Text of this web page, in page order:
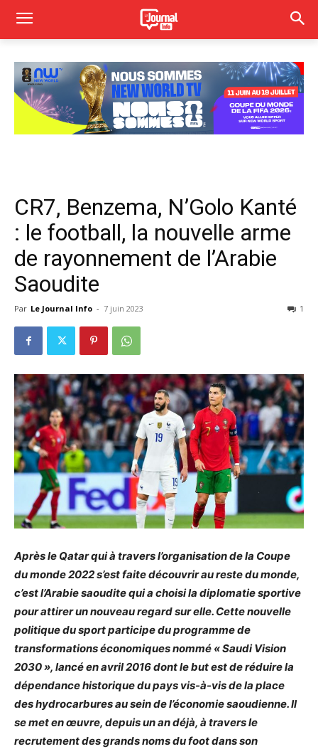
CR7, Benzema, N’Golo Kanté
: le football, la nouvelle arme
de rayonnement de l’Arabie
Saoudite
Par Le Journal Info - 7 juin 2023 1
Après le Qatar qui à travers l’organisation de la Coupe
du monde 2022 s’est faite découvrir au reste du monde,
c’est l’Arabie saoudite qui a choisi la diplomatie sportive
pour attirer un nouveau regard sur elle. Cette nouvelle
politique du sport participe du programme de
transformations économiques nommé « Saudi Vision
2030 », lancé en avril 2016 dont le but est de réduire la
dépendance historique du pays vis-à-vis de la place
des hydrocarbures au sein de l’économie saoudienne. Il
se met en œuvre, depuis un an déjà, à travers le
recrutement des grands noms du foot dans son